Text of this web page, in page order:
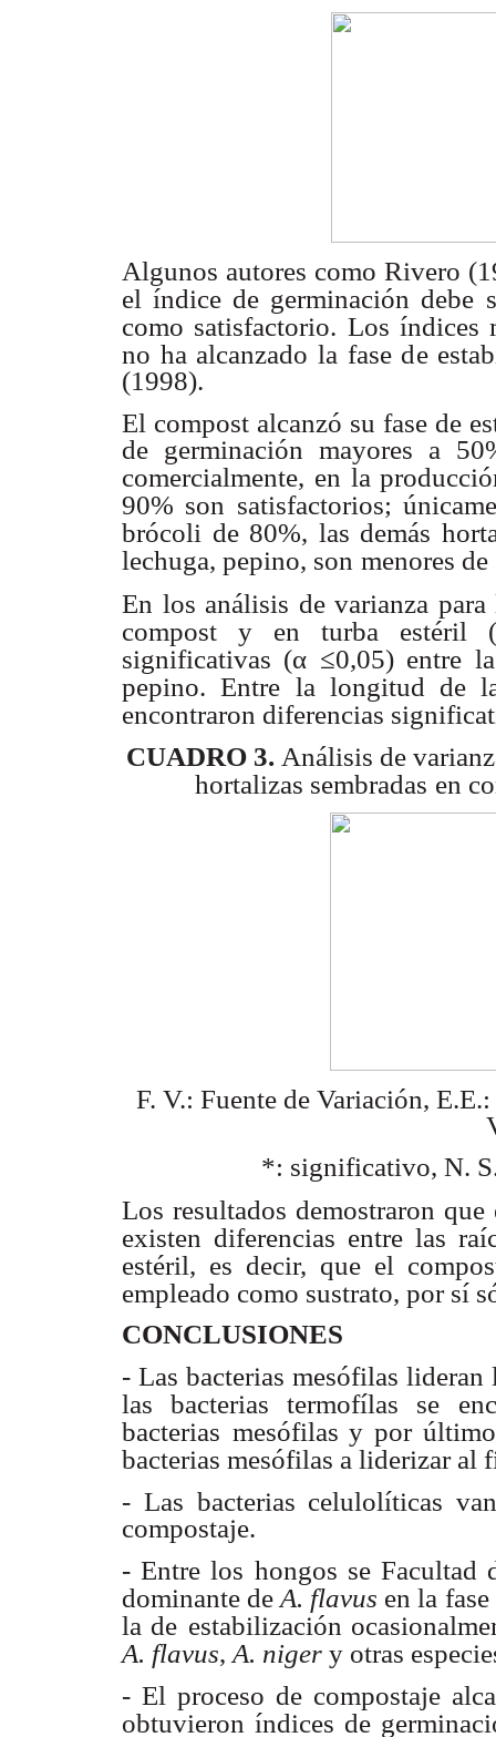
Algunos autores como Rivero
el índice de germinación debe
como satisfactorio. Los índices
no ha alcanzado la fase de
(1998).
El compost alcanzó su fase de
de germinación mayores a
comercialmente, en la
90% son satisfactorios;
brócoli de 80%, las demás
lechuga, pepino, son menores
En los análisis de varianza
compost y en turba estéril (
significativas (α ≤0,05) entre
pepino. Entre la longitud de
encontraron diferencias
CUADRO 3. Análisis de
hortalizas sembradas en
F. V.: Fuente de Variación,
*: significativo, N.
Los resultados demostraron
existen diferencias entre las
estéril, es decir, que el
empleado como sustrato, por sí
CONCLUSIONES
- Las bacterias mesófilas
las bacterias termofílas se
bacterias mesófilas y por
bacterias mesófilas a liderizar al
- Las bacterias celulolíticas
compostaje.
- Entre los hongos se Facultad
dominante deA. flavus en la
la de estabilización
A. flavus, A. niger y otras
- El proceso de compostaje
obtuvieron índices de